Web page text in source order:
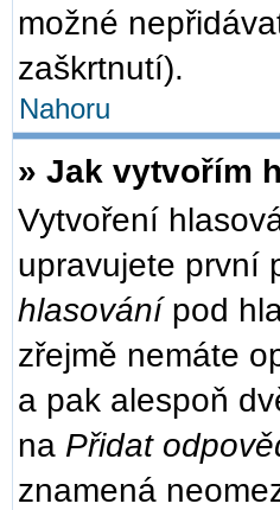
možné
zaškrtnutí).
Nahoru
» Jak vytvořím
Vytvoření
upravujete první
hlasovánípod
zřejmě nemáte
a pak alespoň
na Přidat
znamená